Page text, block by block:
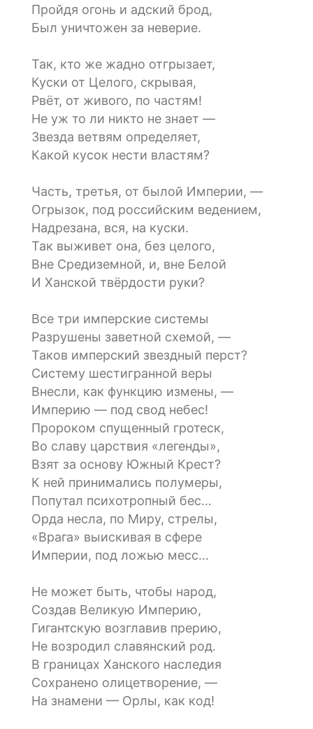
Пройдя огонь и адский брод,
Был уничтожен за неверие.
Так, кто же жадно отгрызает,
Куски от Целого, скрывая,
Рвёт, от живого, по частям!
Не уж то ли никто не знает —
Звезда ветвям определяет,
Какой кусок нести властям?
Часть, третья, от былой Империи, —
Огрызок, под российским ведением,
Надрезана, вся, на куски.
Так выживет она, без целого,
Вне Средиземной, и, вне Белой
И Ханской твёрдости руки?
Все три имперские системы
Разрушены заветной схемой, —
Таков имперский звездный перст?
Систему шестигранной веры
Внесли, как функцию измены, —
Империю — под свод небес!
Пророком спущенный гротеск,
Во славу царствия «легенды»,
Взят за основу Южный Крест?
К ней принимались полумеры,
Попутал психотропный бес…
Орда несла, по Миру, стрелы,
«Врага» выискивая в сфере
Империи, под ложью месс…
Не может быть, чтобы народ,
Создав Великую Империю,
Гигантскую возглавив прерию,
Не возродил славянский род.
В границах Ханского наследия
Сохранено олицетворение, —
На знамени — Орлы, как код!